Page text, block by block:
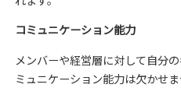
コミュニケーション能力
メンバーや経営層に対して自分
ミュニケーション能力は欠かせま